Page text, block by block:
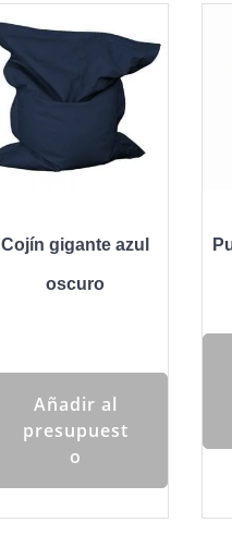
Cojín gigante azul
oscuro
Añadir al
presupuest
o